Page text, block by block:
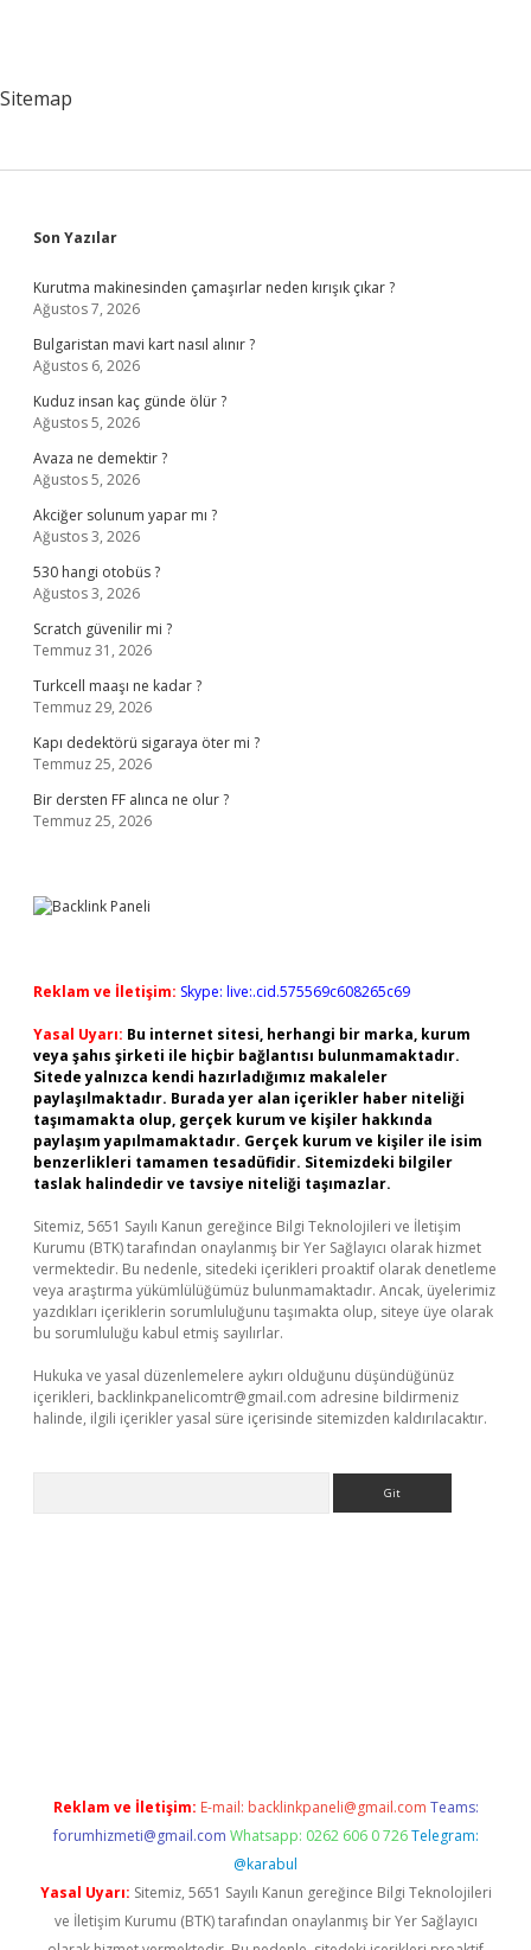
Sitemap
Sidebar
Son Yazılar
Kurutma makinesinden çamaşırlar neden kırışık çıkar ?
Ağustos 7, 2026
Bulgaristan mavi kart nasıl alınır ?
Ağustos 6, 2026
Kuduz insan kaç günde ölür ?
Ağustos 5, 2026
Avaza ne demektir ?
Ağustos 5, 2026
Akciğer solunum yapar mı ?
Ağustos 3, 2026
530 hangi otobüs ?
Ağustos 3, 2026
Scratch güvenilir mi ?
Temmuz 31, 2026
Turkcell maaşı ne kadar ?
Temmuz 29, 2026
Kapı dedektörü sigaraya öter mi ?
Temmuz 25, 2026
Bir dersten FF alınca ne olur ?
Temmuz 25, 2026
Reklam ve İletişim: Skype: live:.cid.575569c608265c69
Yasal Uyarı: Bu internet sitesi, herhangi bir marka, kurum
veya şahıs şirketi ile hiçbir bağlantısı bulunmamaktadır.
Sitede yalnızca kendi hazırladığımız makaleler
paylaşılmaktadır. Burada yer alan içerikler haber niteliği
taşımamakta olup, gerçek kurum ve kişiler hakkında
paylaşım yapılmamaktadır. Gerçek kurum ve kişiler ile isim
benzerlikleri tamamen tesadüfidir. Sitemizdeki bilgiler
taslak halindedir ve tavsiye niteliği taşımazlar.
Sitemiz, 5651 Sayılı Kanun gereğince Bilgi Teknolojileri ve İletişim
Kurumu (BTK) tarafından onaylanmış bir Yer Sağlayıcı olarak hizmet
vermektedir. Bu nedenle, sitedeki içerikleri proaktif olarak denetleme
veya araştırma yükümlülüğümüz bulunmamaktadır. Ancak, üyelerimiz
yazdıkları içeriklerin sorumluluğunu taşımakta olup, siteye üye olarak
bu sorumluluğu kabul etmiş sayılırlar.
Hukuka ve yasal düzenlemelere aykırı olduğunu düşündüğünüz
içerikleri, backlinkpanelicomtr@gmail.com adresine bildirmeniz
halinde, ilgili içerikler yasal süre içerisinde sitemizden kaldırılacaktır.
Reklam ve İletişim: E-mail: backlinkpaneli@gmail.com Teams:
forumhizmeti@gmail.com Whatsapp: 0262 606 0 726 Telegram:
@karabul
Yasal Uyarı: Sitemiz, 5651 Sayılı Kanun gereğince Bilgi Teknolojileri
ve İletişim Kurumu (BTK) tarafından onaylanmış bir Yer Sağlayıcı